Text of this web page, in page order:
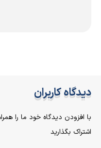
دیدگاه کاربران
با افزودن دیدگاه خود ما را
اشتراک بگذارید